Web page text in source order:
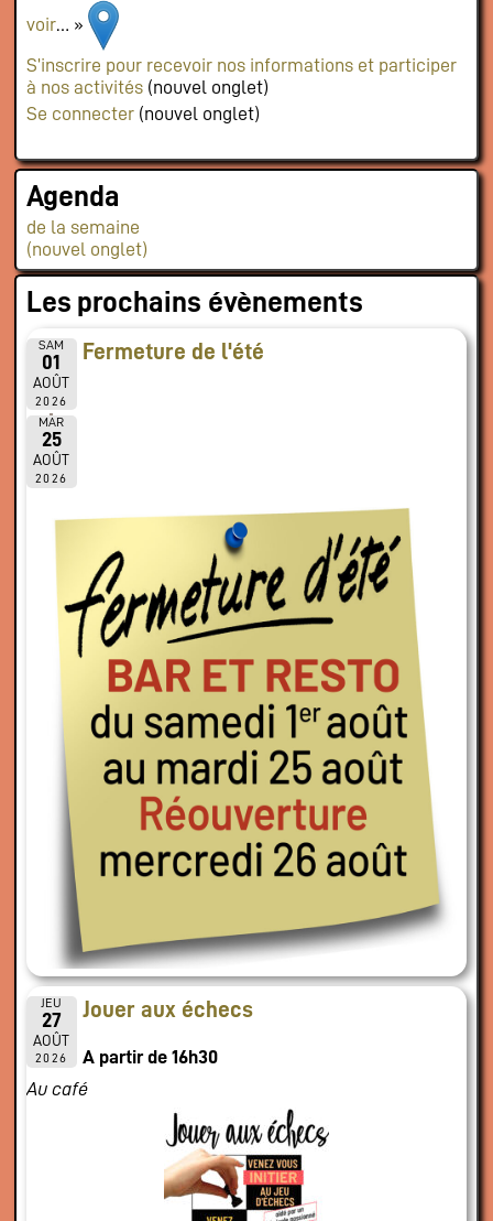
voir… »
S’inscrire pour recevoir nos informations et participer
à nos activités(nouvel onglet)
Se connecter(nouvel onglet)
Agenda
de la semaine
(nouvel onglet)
Les prochains évènements
SAM
01
AOÛT
2026
MAR
25
AOÛT
2026
Fermeture de l'été
JEU
27
AOÛT
2026
Jouer aux échecs
A partir de 16h30
Au café